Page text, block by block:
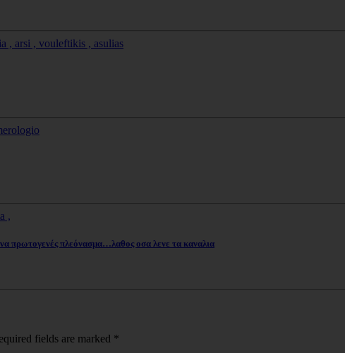
πρωτογενές πλεόνασμα…λαθος οσα λενε τα καναλια
fields are marked *